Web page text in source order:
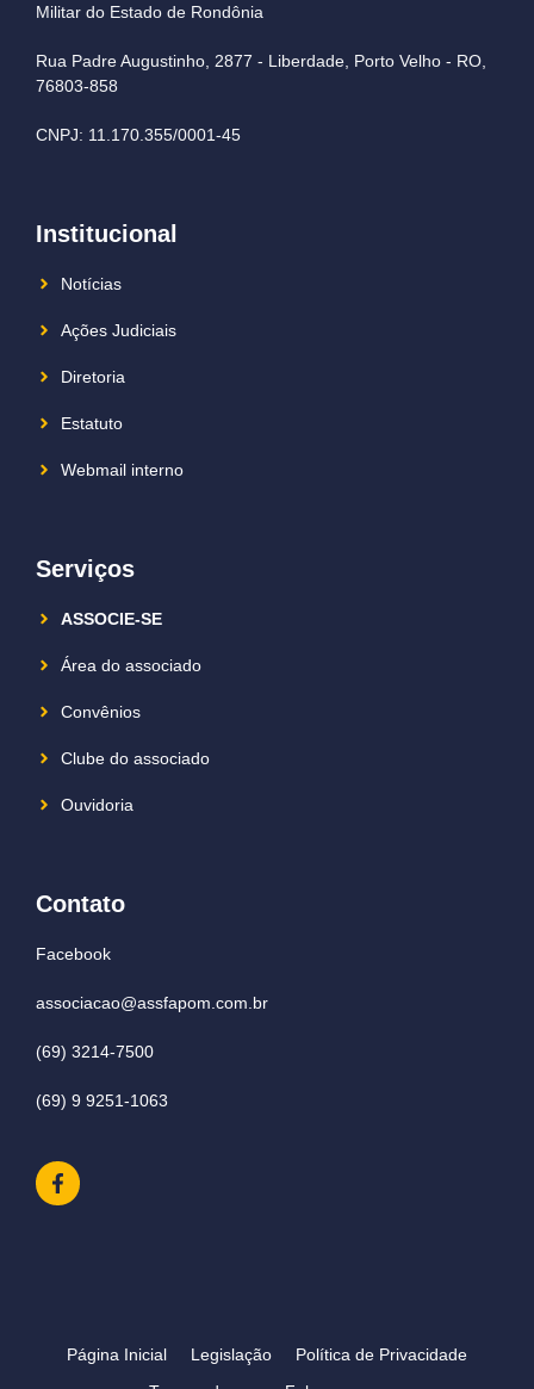
Militar do Estado de Rondônia
Rua Padre Augustinho, 2877 - Liberdade, Porto Velho - RO,
76803-858
CNPJ: 11.170.355/0001-45
Institucional
Notícias
Ações Judiciais
Diretoria
Estatuto
Webmail interno
Serviços
ASSOCIE-SE
Área do associado
Convênios
Clube do associado
Ouvidoria
Contato
Facebook
associacao@assfapom.com.br
(69) 3214-7500
(69) 9 9251-1063
Página Inicial Legislação
Política de Privacidade